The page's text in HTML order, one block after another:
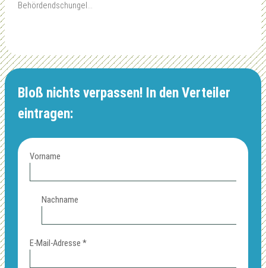
Behördendschungel…
Bloß nichts verpassen! In den Verteiler
eintragen:
Vorname
Nachname
E-Mail-Adresse*